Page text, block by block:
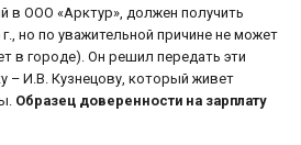
в ООО «Арктур», должен получить
но по уважительной причине не может
в городе). Он решил передать эти
– И.В. Кузнецову, который живет
Образец доверенности на зарплату